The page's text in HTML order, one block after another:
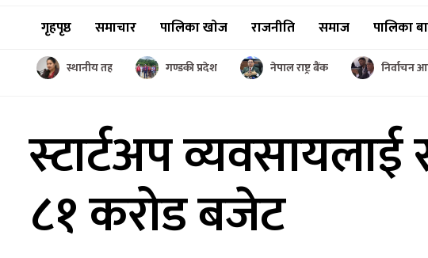
गृहपृष्ठ समाचार पालिका खाेज राजनीति समाज पालिका
स्थानीय तह गण्डकी प्रदेश नेपाल राष्ट्र बैंक निर्वाचन
स्टार्टअप
८१ करोड बजेट